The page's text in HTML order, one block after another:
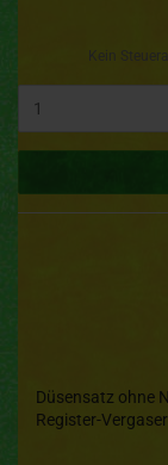
Düsensatz ohne
Register-